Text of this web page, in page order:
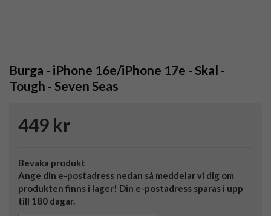
Burga - iPhone 16e/iPhone 17e - Skal -
Tough - Seven Seas
449 kr
Bevaka produkt
Ange din e-postadress nedan så meddelar vi dig om
produkten finns i lager! Din e-postadress sparas i upp
till 180 dagar.